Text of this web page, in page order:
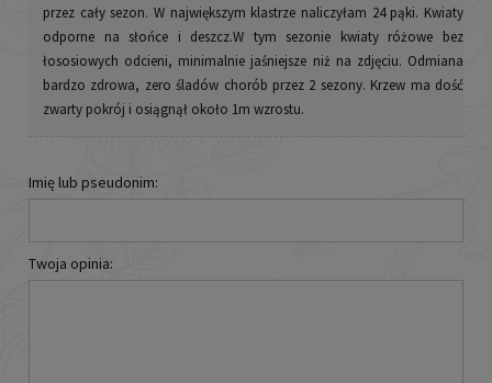
przez cały sezon. W największym klastrze naliczyłam 24 pąki. Kwiaty
odporne na słońce i deszcz.W tym sezonie kwiaty różowe bez
łososiowych odcieni, minimalnie jaśniejsze niż na zdjęciu. Odmiana
bardzo zdrowa, zero śladów chorób przez 2 sezony. Krzew ma dość
zwarty pokrój i osiągnął około 1m wzrostu.
Imię lub pseudonim:
Twoja opinia: